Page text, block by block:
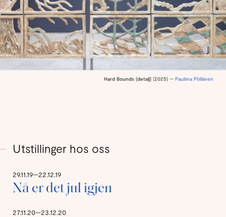
Hard Bounds (detalj) (2025) — Pauliina Pöllänen
Utstillinger hos oss
29.11.19—22.12.19
Nå er det jul igjen
27.11.20—23.12.20